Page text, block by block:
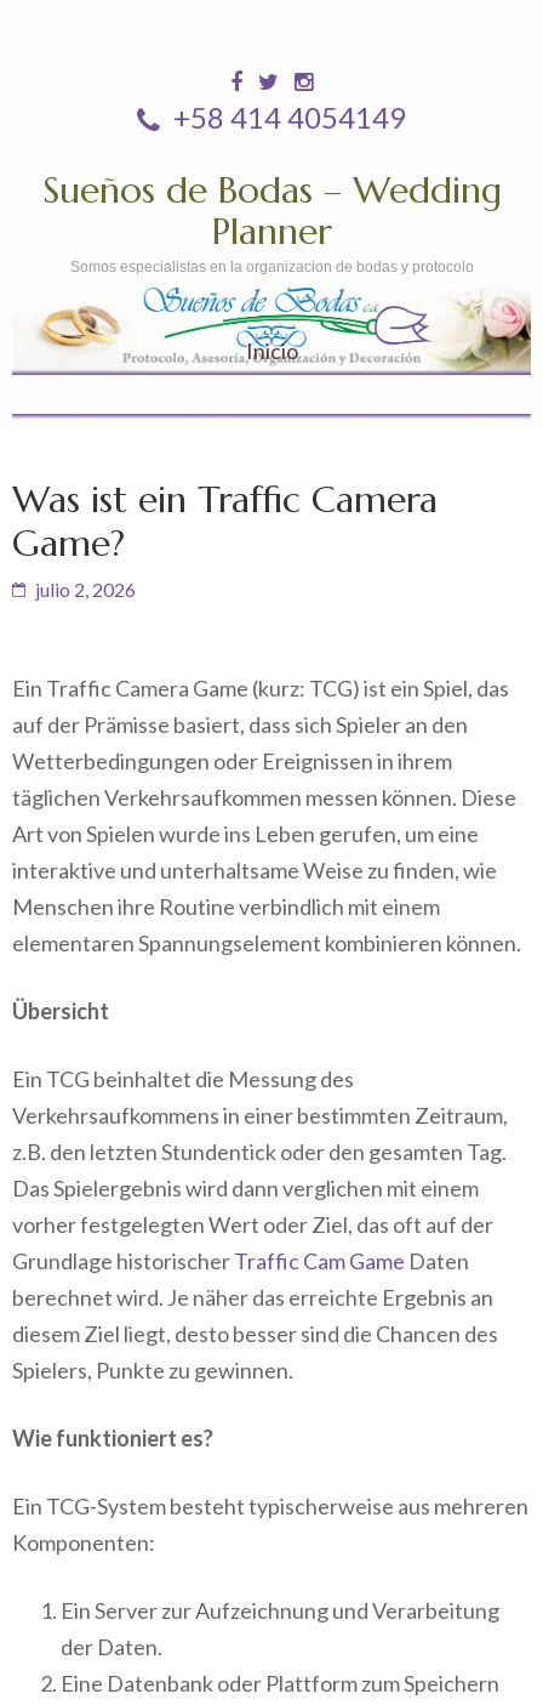
+58 414 4054149
Sueños de Bodas – Wedding
Planner
Somos especialistas en la organizacion de bodas y protocolo
Inicio
Was ist ein Traffic Camera
Game?
julio 2, 2026
Ein Traffic Camera Game (kurz: TCG) ist ein Spiel, das
auf der Prämisse basiert, dass sich Spieler an den
Wetterbedingungen oder Ereignissen in ihrem
täglichen Verkehrsaufkommen messen können. Diese
Art von Spielen wurde ins Leben gerufen, um eine
interaktive und unterhaltsame Weise zu finden, wie
Menschen ihre Routine verbindlich mit einem
elementaren Spannungselement kombinieren können.
Übersicht
Ein TCG beinhaltet die Messung des
Verkehrsaufkommens in einer bestimmten Zeitraum,
z.B. den letzten Stundentick oder den gesamten Tag.
Das Spielergebnis wird dann verglichen mit einem
vorher festgelegten Wert oder Ziel, das oft auf der
Grundlage historischerTraffic Cam Game Daten
berechnet wird. Je näher das erreichte Ergebnis an
diesem Ziel liegt, desto besser sind die Chancen des
Spielers, Punkte zu gewinnen.
Wie funktioniert es?
Ein TCG-System besteht typischerweise aus mehreren
Komponenten:
Ein Server zur Aufzeichnung und Verarbeitung
der Daten.
Eine Datenbank oder Plattform zum Speichern